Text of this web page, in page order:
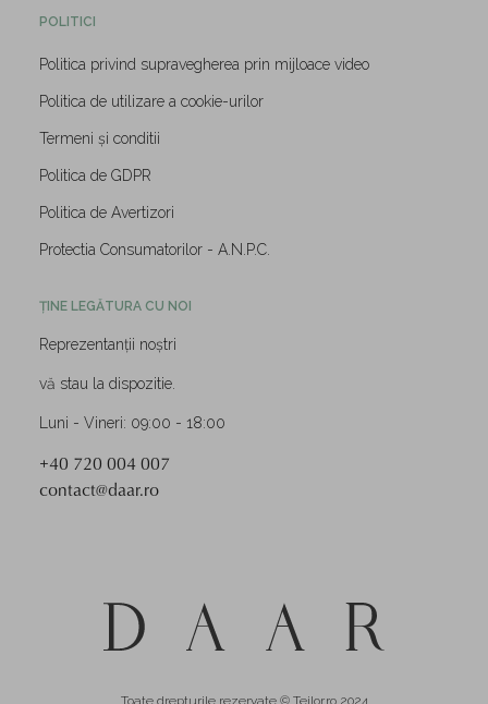
POLITICI
Politica privind supravegherea prin mijloace video
Politica de utilizare a cookie-urilor
Termeni și conditii
Politica de GDPR
Politica de Avertizori
Protectia Consumatorilor - A.N.P.C.
ȚINE LEGĂTURA CU NOI
Reprezentanții noștri
vă stau la dispozitie.
Luni - Vineri: 09:00 - 18:00
+40 720 004 007
contact@daar.ro
Toate drepturile rezervate © Teilor.ro 2024